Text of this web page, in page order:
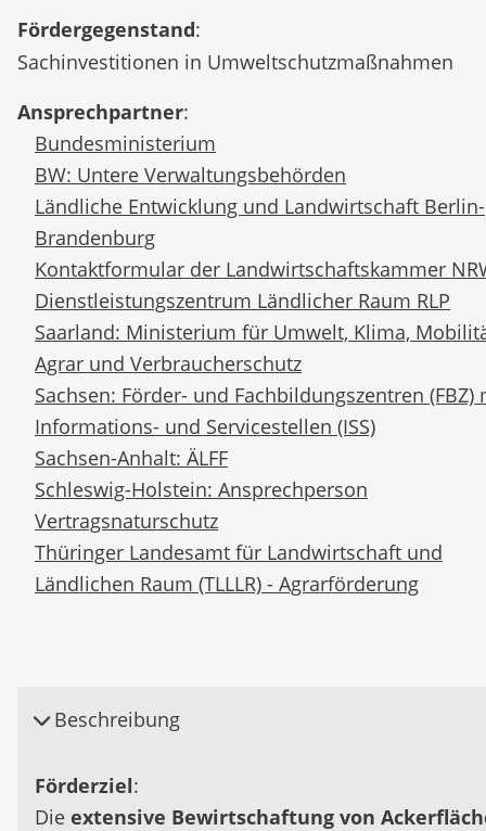
Fördergegenstand:
Sachinvestitionen in Umweltschutzmaßnahmen
Ansprechpartner:
Bundesministerium
BW: Untere Verwaltungsbehörden
Ländliche Entwicklung und Landwirtschaft Berlin-
Brandenburg
Kontaktformular der Landwirtschaftskammer
Dienstleistungszentrum Ländlicher Raum RLP
Saarland: Ministerium für Umwelt, Klima,
Agrar und Verbraucherschutz
Sachsen: Förder- und Fachbildungszentren (FBZ)
Informations- und Servicestellen (ISS)
Sachsen-Anhalt: ÄLFF
Schleswig-Holstein: Ansprechperson
Vertragsnaturschutz
Thüringer Landesamt für Landwirtschaft und
Ländlichen Raum (TLLLR) - Agrarförderung
Beschreibung
Förderziel:
Die extensive Bewirtschaftung von